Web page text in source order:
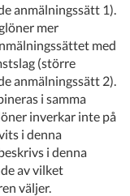
anmälningssätt 1).
mer
med
(större
anmälningssätt 2).
i samma
inverkar inte på
i denna
i denna
av vilket
väljer.